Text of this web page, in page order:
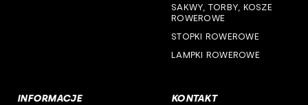
SAKWY, TORBY, KOSZE
ROWEROWE
STOPKI ROWEROWE
LAMPKI ROWEROWE
INFORMACJE
KONTAKT